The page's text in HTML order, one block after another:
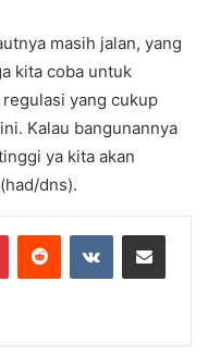
masih jalan, yang
kita coba untuk
yang cukup
Kalau bangunannya
ya kita akan
dns).
PinterestReddit VKontakteShare via Email